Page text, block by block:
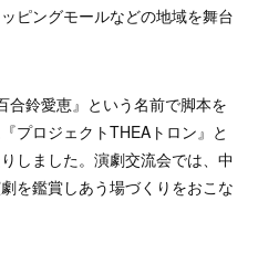
ピングモールなどの地域を舞台
合鈴愛恵』という名前で脚本を
プロジェクトTHEAトロン』と
しました。演劇交流会では、中
を鑑賞しあう場づくりをおこな